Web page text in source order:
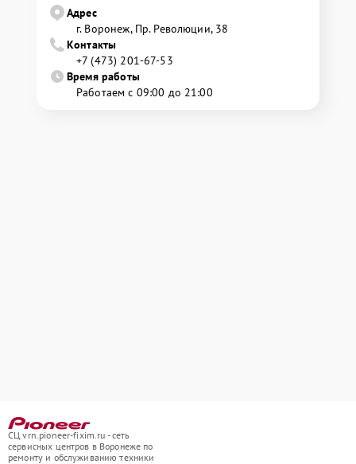
Адрес
г. Воронеж, Пр. Революции, 38
Контакты
+7 (473) 201-67-53
Время работы
Работаем с 09:00 до 21:00
СЦ vrn.pioneer-fixim.ru - сеть
сервисных центров в Воронеже по
ремонту и обслуживанию техники